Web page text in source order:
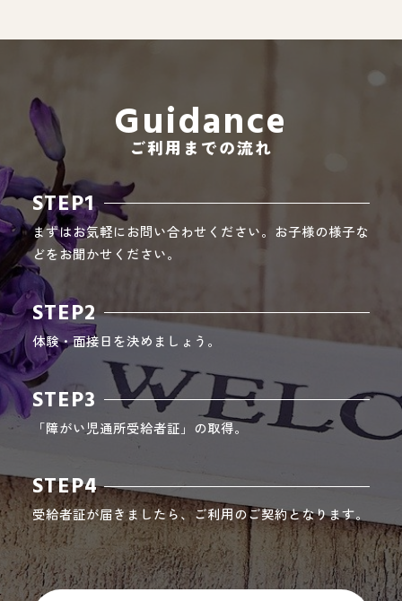
CEO BLOG
Guidance
ご利用までの流れ
STEP1
まずはお気軽にお問い合わせください。お子様の様子な
どをお聞かせください。
STEP2
体験・面接日を決めましょう。
STEP3
「障がい児通所受給者証」の取得。
STEP4
受給者証が届きましたら、ご利用のご契約となります。